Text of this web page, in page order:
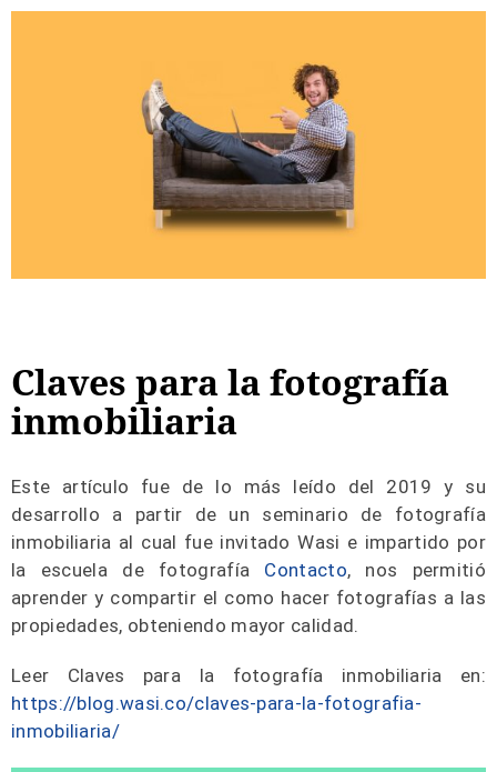
Claves para la fotografía
inmobiliaria
Este artículo fue de lo más leído del 2019 y su
desarrollo a partir de un seminario de fotografía
inmobiliaria al cual fue invitado Wasi e impartido por
la escuela de fotografía Contacto, nos permitió
aprender y compartir el como hacer fotografías a las
propiedades, obteniendo mayor calidad.
Leer Claves para la fotografía inmobiliaria en:
https://blog.wasi.co/claves-para-la-fotografia-
inmobiliaria/